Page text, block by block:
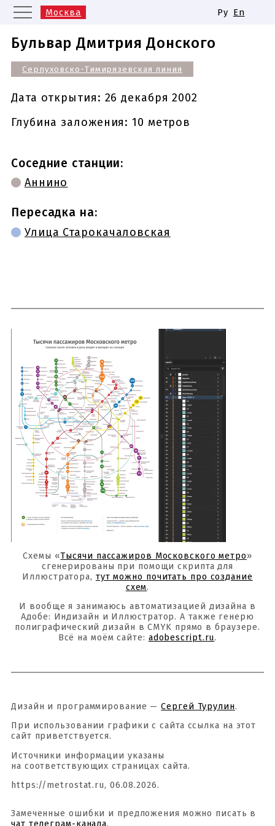
Москва
Казань
Нижний Новгород
Новосибирск
Самара
Одинаковые названия станций
метро
Ру En
Бульвар Дмитрия Донского
Серпуховско-Тимирязевская линия
Дата открытия: 26 декабря 2002
Глубина заложения: 10 метров
Соседние станции:
Аннино
Пересадка на:
Улица Старокачаловская
Схемы «Тысячи пассажиров Московского метро»
сгенерированы при помощи скрипта для
Иллюстратора, тут можно почитать про создание
схем.
И вообще я занимаюсь автоматизацией дизайна в
Адобе: Индизайн и Иллюстратор. А также генерю
полиграфический дизайн в CMYK прямо в браузере.
Всё на моём сайте: adobescript.ru.
Дизайн и программирование —Сергей Турулин.
При использовании графики с сайта ссылка на этот
сайт приветствуется.
Источники информации указаны
на соответствующих страницах сайта.
https://metrostat.ru, 06.08.2026.
Замеченные ошибки и предложения можно писать в
чат телеграм-канала.